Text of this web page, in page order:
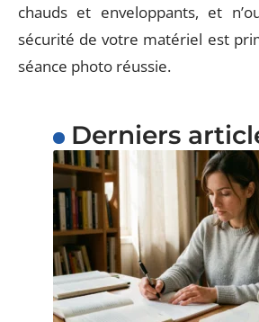
chauds et enveloppants, et
sécurité de votre matériel est
séance photo réussie.
Derniers